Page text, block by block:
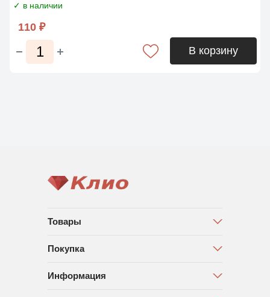
✓ в наличии
110 ₽
В корзину
Товары
Покупка
Информация